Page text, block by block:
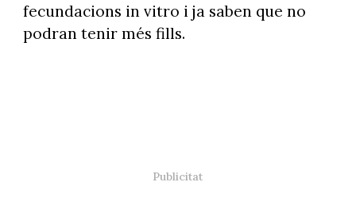
fecundacions in vitro i ja saben que no
podran tenir més fills.